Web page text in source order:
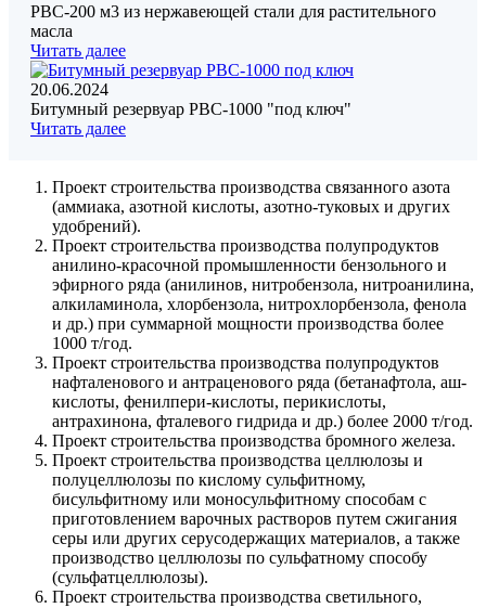
РВС-200 м3 из нержавеющей стали для растительного
масла
Читать далее
20.06.2024
Битумный резервуар РВС-1000 "под ключ"
Читать далее
Проект строительства производства связанного азота
(аммиака, азотной кислоты, азотно-туковых и других
удобрений).
Проект строительства производства полупродуктов
анилино-красочной промышленности бензольного и
эфирного ряда (анилинов, нитробензола, нитроанилина,
алкиламинола, хлорбензола, нитрохлорбензола, фенола
и др.) при суммарной мощности производства более
1000 т/год.
Проект строительства производства полупродуктов
нафталенового и антраценового ряда (бетанафтола, аш-
кислоты, фенилпери-кислоты, перикислоты,
антрахинона, фталевого гидрида и др.) более 2000 т/год.
Проект строительства производства бромного железа.
Проект строительства производства целлюлозы и
полуцеллюлозы по кислому сульфитному,
бисульфитному или моносульфитному способам с
приготовлением варочных растворов путем сжигания
серы или других серусодержащих материалов, а также
производство целлюлозы по сульфатному способу
(сульфатцеллюлозы).
Проект строительства производства светильного,